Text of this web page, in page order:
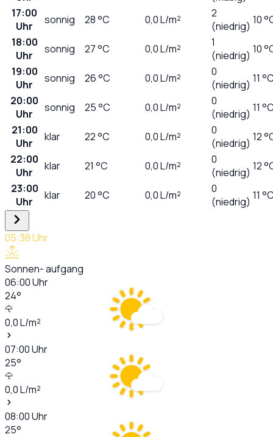
17:00
Uhr
sonnig 28°C 0,0L/m²
2
(niedrig) 10
18:00
Uhr
sonnig 27°C 0,0L/m²
1
(niedrig) 10
19:00
Uhr
sonnig 26°C 0,0L/m²
0
(niedrig) 11
20:00
Uhr
sonnig 25°C 0,0L/m²
0
(niedrig) 11
21:00
Uhr
klar 22°C 0,0L/m²
0
(niedrig) 12
22:00
Uhr
klar 21 °C 0,0L/m²
0
(niedrig) 12
23:00
Uhr
klar 20°C 0,0L/m²
0
(niedrig) 11
05:38Uhr
Sonnen- aufgang
06:00Uhr
24°
0,0L/m²
07:00Uhr
25°
0,0L/m²
08:00Uhr
25°